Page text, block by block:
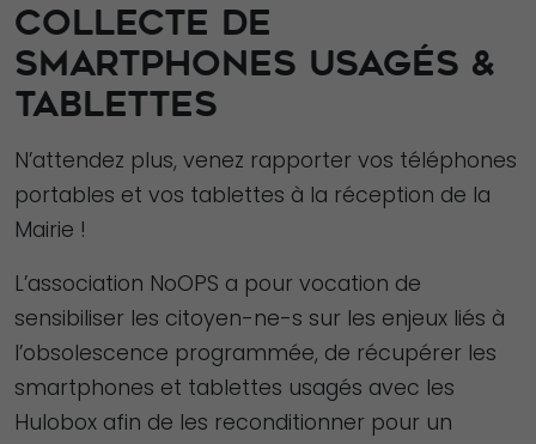
COLLECTE DE
SMARTPHONES USAGÉS &
TABLETTES
N’attendez plus, venez rapporter vos téléphones
portables et vos tablettes à la réception de la
Mairie !
L’association NoOPS a pour vocation de
sensibiliser les citoyen-ne-s sur les enjeux liés à
l’obsolescence programmée, de récupérer les
smartphones et tablettes usagés avec les
Hulobox afin de les reconditionner pour un